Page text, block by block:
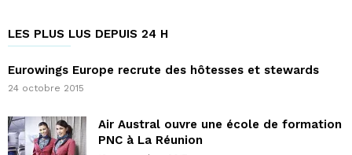
LES PLUS LUS DEPUIS 24 H
Eurowings Europe recrute des hôtesses et stewards
24 octobre 2015
Air Austral ouvre une école de formation
PNC à La Réunion